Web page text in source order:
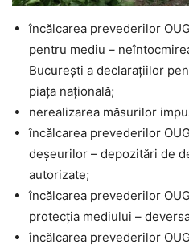
încălcarea prevederilor
pentru mediu –
București a declarațiilor
piața națională;
nerealizarea măsurilor
încălcarea prevederilor
deșeurilor – depozitări de
autorizate;
încălcarea prevederilor
protecția mediului –
încălcarea prevederilor